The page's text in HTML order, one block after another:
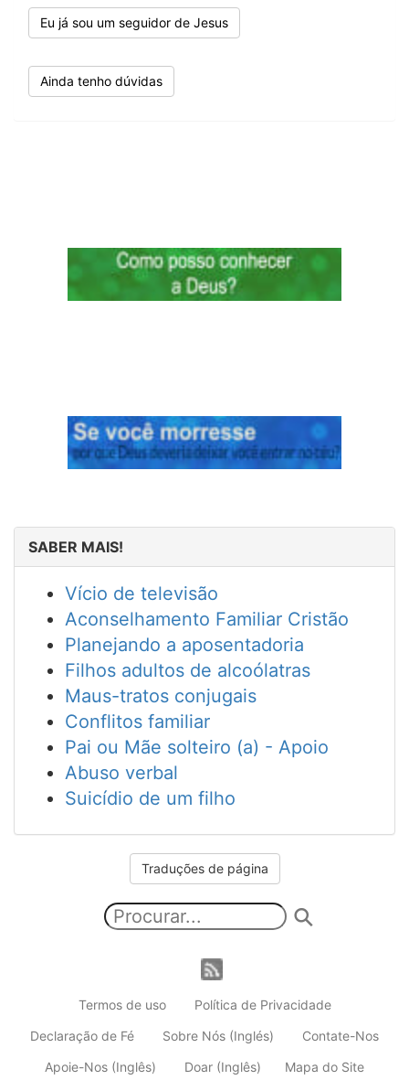
Eu já sou um seguidor de Jesus
Ainda tenho dúvidas
SABER MAIS!
Vício de televisão
Aconselhamento Familiar Cristão
Planejando a aposentadoria
Filhos adultos de alcoólatras
Maus-tratos conjugais
Conflitos familiar
Pai ou Mãe solteiro (a) - Apoio
Abuso verbal
Suicídio de um filho
Traduções de página
Termos de uso
Política de Privacidade
Declaração de Fé
Sobre Nós (Inglés)
Contate-Nos
Apoie-Nos (Inglês)
Doar (Inglês) Mapa do Site